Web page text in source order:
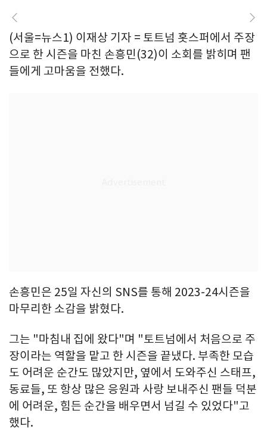
(서울=뉴스1) 이재상 기자 = 토트넘 홋스퍼에서 주장
으로 한 시즌을 마친 손흥민(32)이 소회를 밝히며 팬
들에게 고마움을 전했다.
손흥민은 25일 자신의 SNS를 통해 2023-24시즌을
마무리한 소감을 밝혔다.
그는 "마침내 집에 왔다"며 "토트넘에서 처음으로 주
장이라는 역할을 맡고 한 시즌을 끝냈다. 부족한 모습
도 어려운 순간도 많았지만, 옆에서 도와주신 스태프,
동료들, 또 항상 많은 응원과 사랑 보내주신 팬들 덕분
에 어려운, 힘든 순간을 배우면서 넘길 수 있었다"고
했다.